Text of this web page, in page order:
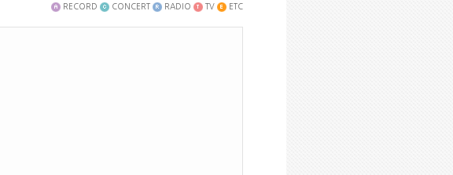
RECORD CONCERT RADIO TV ETC